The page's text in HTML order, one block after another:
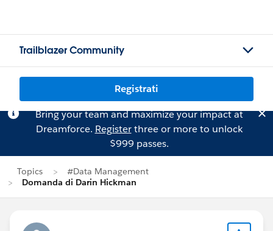
Trailblazer Community
Registrati
Bring your team and maximize your impact at
Dreamforce. Registerthree or more to unlock
$999 passes.
Topics
#Data Management
Domanda di Darin Hickman